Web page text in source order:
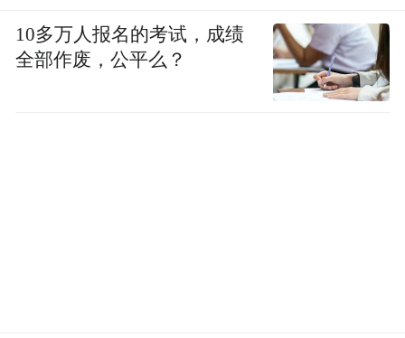
10多万人报名的考试，成绩
全部作废，公平么？